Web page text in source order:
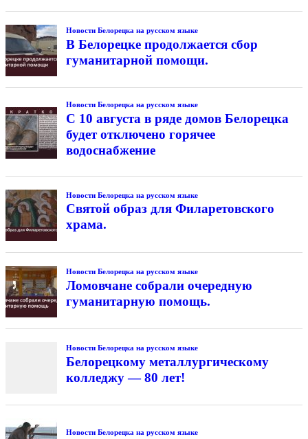
Новости Белорецка на русском языке
В Белорецке продолжается сбор
гуманитарной помощи.
Новости Белорецка на русском языке
С 10 августа в ряде домов Белорецка
будет отключено горячее
водоснабжение
Новости Белорецка на русском языке
Святой образ для Филаретовского
храма.
Новости Белорецка на русском языке
Ломовчане собрали очередную
гуманитарную помощь.
Новости Белорецка на русском языке
Белорецкому металлургическому
колледжу — 80 лет!
Новости Белорецка на русском языке